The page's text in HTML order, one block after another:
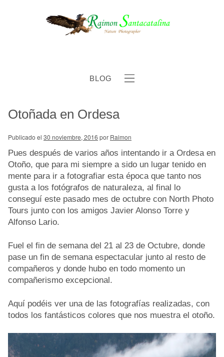
BLOG
Otoñada en Ordesa
Publicado el 30 noviembre, 2016 por Raimon
Pues después de varios años intentando ir a Ordesa en
Otoño, que para mi siempre a sido un lugar tenido en
mente para ir a fotografiar esta época que tanto nos
gusta a los fotógrafos de naturaleza, al final lo
conseguí este pasado mes de octubre con North Photo
Tours junto con los amigos Javier Alonso Torre y
Alfonso Lario.
Fuel el fin de semana del 21 al 23 de Octubre, donde
pase un fin de semana espectacular junto al resto de
compañeros y donde hubo en todo momento un
compañerismo excepcional.
Aquí podéis ver una de las fotografías realizadas, con
todos los fantásticos colores que nos muestra el otoño.